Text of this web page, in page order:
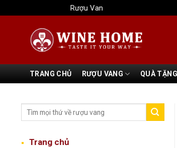
qua
Rượu Vang Wine Home
TRANG CHỦ RƯỢU VANG QUÀ
Trang chủ